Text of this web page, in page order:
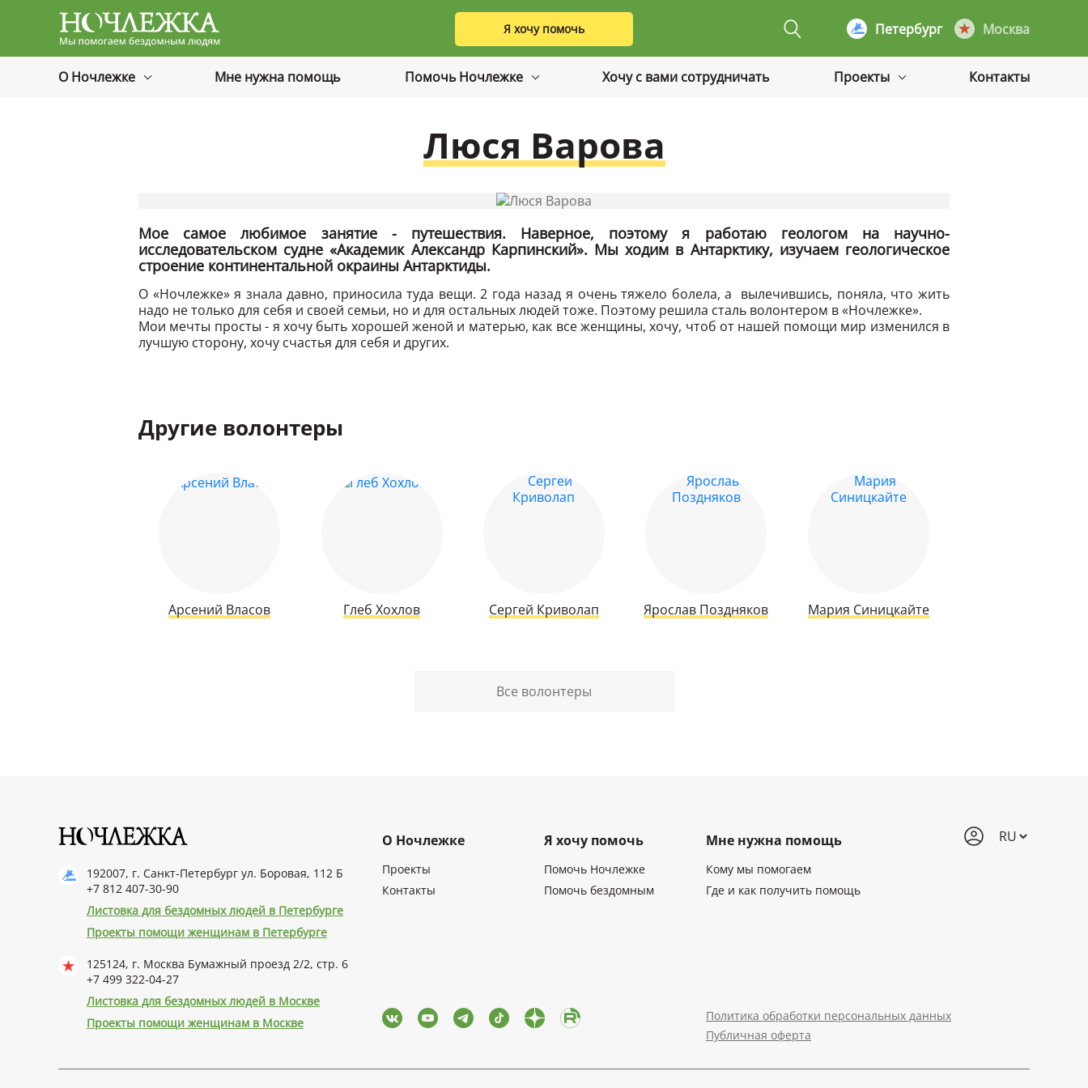
Баннер
Я хочу помочь Петербург Москва
О Ночлежке Мне нужна помощь Помочь Ночлежке Хочу с вами сотрудничать Проекты Контакты
Люся Варова
Мое самое любимое занятие - путешествия. Наверное, поэтому я работаю геологом на научно-
исследовательском судне «Академик Александр Карпинский». Мы ходим в Антарктику, изучаем геологическое
строение континентальной окраины Антарктиды.
О «Ночлежке» я знала давно, приносила туда вещи. 2 года назад я очень тяжело болела, а вылечившись, поняла, что жить
надо не только для себя и своей семьи, но и для остальных людей тоже. Поэтому решила сталь волонтером в «Ночлежке».
Мои мечты просты - я хочу быть хорошей женой и матерью, как все женщины, хочу, чтоб от нашей помощи мир изменился в
лучшую сторону, хочу счастья для себя и других.
Другие волонтеры
Арсений Власов Глеб Хохлов Сергей Криволап Ярослав Поздняков Мария Синицкайте
Все волонтеры
192007, г. Санкт-Петербург ул. Боровая, 112 Б
+7 812 407-30-90
Листовка для бездомных людей в Петербурге
Проекты помощи женщинам в Петербурге
125124, г. Москва Бумажный проезд 2/2, стр. 6
+7 499 322-04-27
Листовка для бездомных людей в Москве
Проекты помощи женщинам в Москве
О Ночлежке
Проекты
Контакты
Я хочу помочь
Помочь Ночлежке
Помочь бездомным
Мне нужна помощь
Кому мы помогаем
Где и как получить помощь
Политика обработки персональных данных
Публичная оферта